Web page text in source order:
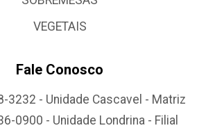
VEGETAIS
Fale Conosco
3232 - Unidade Cascavel - Matriz
0900 - Unidade Londrina - Filial